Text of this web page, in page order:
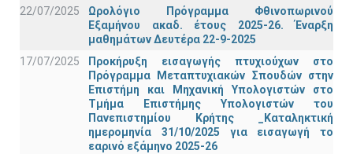
22/07/2025
Ωρολόγιο Πρόγραμμα Φθινοπωρινού
Εξαμήνου ακαδ. έτους 2025-26. Έναρξη
μαθημάτων Δευτέρα 22-9-2025
17/07/2025
Προκήρυξη εισαγωγής πτυχιούχων στo
Πρόγραμμα Μεταπτυχιακών Σπουδών στην
Επιστήμη και Μηχανική Υπολογιστών στο
Τμήμα Eπιστήμης Υπολογιστών του
Πανεπιστημίου Κρήτης _Καταληκτική
ημερομηνία 31/10/2025 για εισαγωγή το
εαρινό εξάμηνο 2025-26